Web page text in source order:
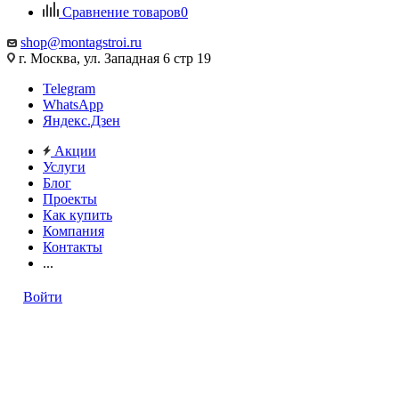
Сравнение товаров0
shop@montagstroi.ru
г. Москва, ул. Западная 6 стр 19
Telegram
WhatsApp
Яндекс.Дзен
Акции
Услуги
Блог
Проекты
Как купить
Компания
Контакты
...
Войти